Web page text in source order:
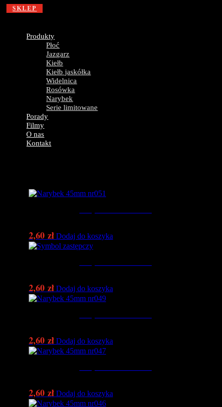
SKLEP
Produkty
Płoć
Jazgarz
Kiełb
Kiełb jaskółka
Widelnica
Rosówka
Narybek
Serie limitowane
Porady
Filmy
O nas
Kontakt
Narybek
Wyszukiwarka
produktów
2,60 zł Dodaj do koszyka
2,60 zł Dodaj do koszyka
2,60 zł Dodaj do koszyka
2,60 zł Dodaj do koszyka